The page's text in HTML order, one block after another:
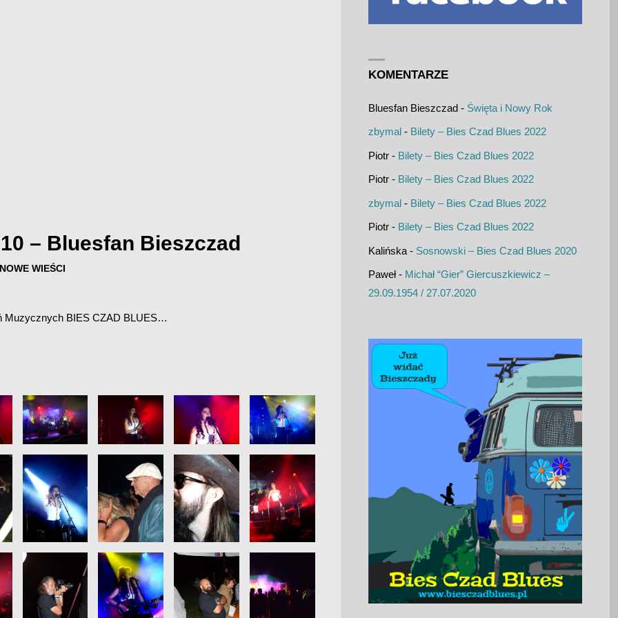
– Bluesfan Bieszczad
WIEŚCI
Muzycznych BIES CZAD BLUES…
KOMENTARZE
Bluesfan Bieszczad- Święta i Nowy Rok
zbymal- Bilety – Bies Czad Blues 2022
Piotr- Bilety – Bies Czad Blues 2022
Piotr- Bilety – Bies Czad Blues 2022
zbymal- Bilety – Bies Czad Blues 2022
Piotr- Bilety – Bies Czad Blues 2022
Kalińska- Sosnowski – Bies Czad Blues 2020
Paweł- Michał “Gier” Giercuszkiewicz –
29.09.1954 / 27.07.2020